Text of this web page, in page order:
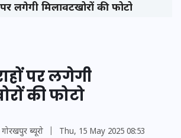
लगेगी मिलावटखोरों की फोटो
पर लगेगी
की फोटो
गोरखपुर ब्यूरो
Thu, 15 May 2025 08:53